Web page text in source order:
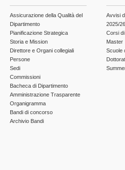
Assicurazione della Qualità del
Dipartimento
Pianificazione Strategica
Storia e Mission
Direttore e Organi collegiali
Persone
Sedi
Commissioni
Bacheca di Dipartimento
Amministrazione Trasparente
Organigramma
Bandi di concorso
Archivio Bandi
Avvisi
2025/26
Corsi
Master
Scuole